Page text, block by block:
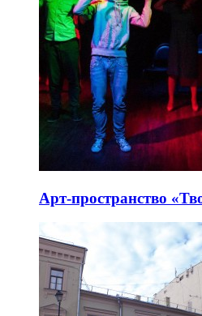
Арт-пространство